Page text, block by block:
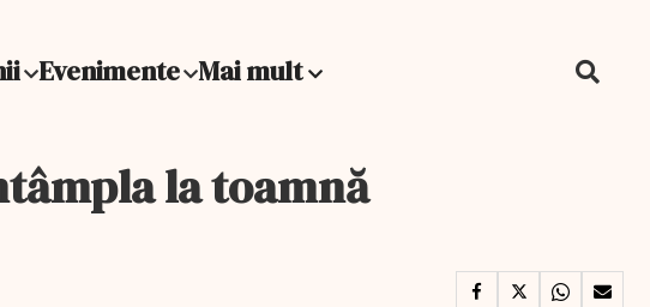
Evenimente Mai mult
la toamnă